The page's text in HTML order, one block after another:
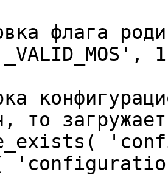
флага
то